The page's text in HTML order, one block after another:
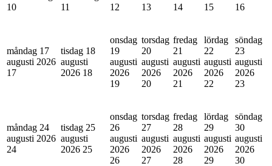
10
11
12
13
14
15
16
måndag 17
augusti 2026
17
tisdag 18
augusti
2026 18
onsdag
19
augusti
2026
19
torsdag
20
augusti
2026
20
fredag
21
augusti
2026
21
lördag
22
augusti
2026
22
söndag
23
augusti
2026
23
måndag 24
augusti 2026
24
tisdag 25
augusti
2026 25
onsdag
26
augusti
2026
26
torsdag
27
augusti
2026
27
fredag
28
augusti
2026
28
lördag
29
augusti
2026
29
söndag
30
augusti
2026
30